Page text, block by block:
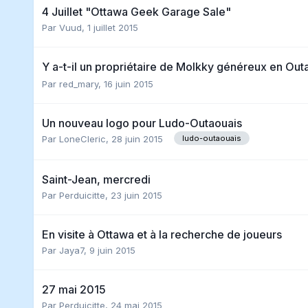
4 Juillet "Ottawa Geek Garage Sale"
Par Vuud, 1 juillet 2015
Y a-t-il un propriétaire de Molkky généreux en
Par red_mary, 16 juin 2015
Un nouveau logo pour Ludo-Outaouais
Par LoneCleric, 28 juin 2015 ludo-outaouais
Saint-Jean, mercredi
Par Perduicitte, 23 juin 2015
En visite à Ottawa et à la recherche de joueurs
Par Jaya7, 9 juin 2015
27 mai 2015
Par Perduicitte, 24 mai 2015